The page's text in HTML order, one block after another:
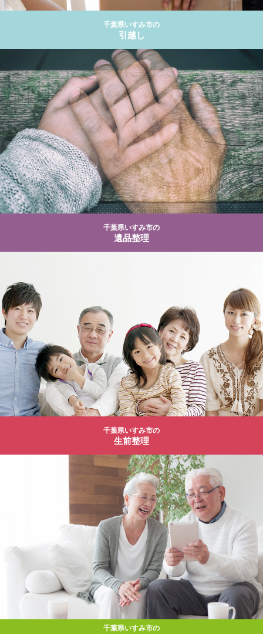
千葉県いすみ市の
引越し
千葉県いすみ市の
遺品整理
千葉県いすみ市の
生前整理
千葉県いすみ市の